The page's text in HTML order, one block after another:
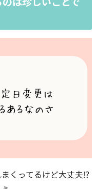
くってるけど大丈夫⁉